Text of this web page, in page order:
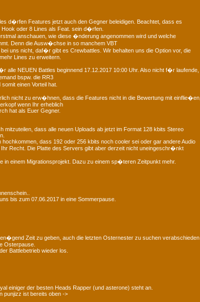
d�rfen Features jetzt auch den Gegner beleidigen. Beachtet, dass es
Hook oder 8 Lines als Feat. sein d�rfen.
anschauen, wie diese �nderung angenommen wird und welche
Denn die Ausw�chse in so manchem VBT
uns nicht, daf�r gibt es Crewbattles. Wir behalten uns die Option vor, die
Lines zu erweitern.
alle NEUEN Battles beginnend 17.12.2017 10:00 Uhr. Also nicht f�r laufende,
bspw. die RR3
einen Vorteil hat.
nicht zu erw�hnen, dass die Features nicht in die Bewertung mit einflie�en,
wenn Ihr erheblich
hat als Euer Gegner.
mitzuteilen, dass alle neuen Uploads ab jetzt im Format 128 kbits Stereo
hochkommen, dass 192 oder 256 kbits noch cooler sei oder gar andere Audio
Ihr Recht. Die Platte des Servers gibt aber derzeit nicht uneingeschr�nkt
in einem Migrationsprojekt. Dazu zu einem sp�teren Zeitpunkt mehr.
bis zum 07.06.2017 in eine Sommerpause.
Zeit zu geben, auch die letzten Osternester zu suchen verabschieden
Osterpause.
Battlebetrieb wieder los.
einiger der besten Heads Rapper (und asterone) steht an.
punjizz ist bereits oben ->